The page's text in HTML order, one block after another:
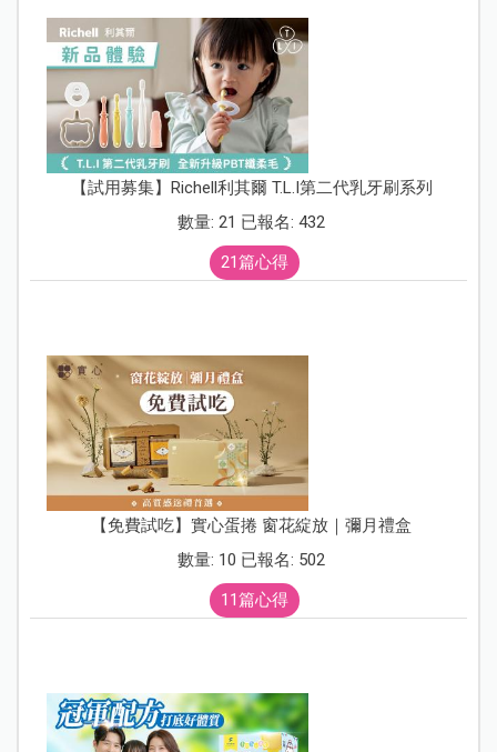
【試用募集】Richell利其爾 T.L.I第二代乳牙刷系列
數量: 21 已報名: 432
21篇心得
【免費試吃】實心蛋捲 窗花綻放｜彌月禮盒
數量: 10 已報名: 502
11篇心得